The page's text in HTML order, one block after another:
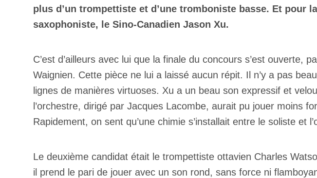
plus d’un trompettiste et d’une tromboniste basse. Et
saxophoniste, le Sino-Canadien Jason Xu.
C’est d’ailleurs avec lui que la finale du concours s’est ouverte,
Waignien. Cette pièce ne lui a laissé aucun répit. Il n’y a pas
lignes de manières virtuoses. Xu a un beau son expressif et
l’orchestre, dirigé par Jacques Lacombe, aurait pu jouer moins
Rapidement, on sent qu’une chimie s’installait entre le soliste et
Le deuxième candidat était le trompettiste ottavien Charles
il prend le pari de jouer avec un son rond, sans force ni